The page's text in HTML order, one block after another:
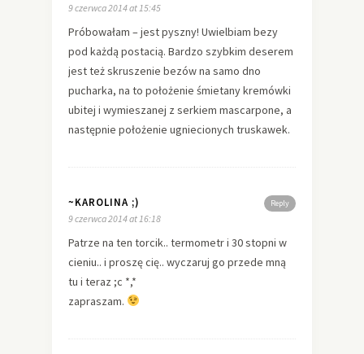
9 czerwca 2014 at 15:45
Próbowałam – jest pyszny! Uwielbiam bezy
pod każdą postacią. Bardzo szybkim deserem
jest też skruszenie bezów na samo dno
pucharka, na to położenie śmietany kremówki
ubitej i wymieszanej z serkiem mascarpone, a
następnie położenie ugniecionych truskawek.
Reply
~KAROLINA ;)
9 czerwca 2014 at 16:18
Patrze na ten torcik.. termometr i 30 stopni w
cieniu.. i proszę cię.. wyczaruj go przede mną
tu i teraz ;c *,*
zapraszam.